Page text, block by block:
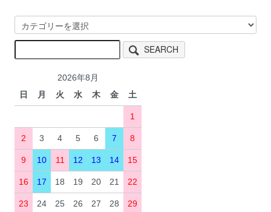
SEARCH
2026年8月
日
月 火 水 木 金 土
1
2 3 4 5 6 7 8
9 10 11 12 13 14 15
16 17 18 19 20 21 22
23 24 25 26 27 28 29